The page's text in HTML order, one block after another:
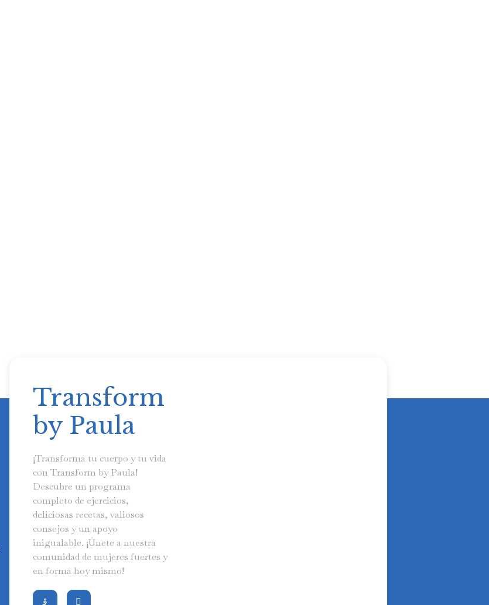
Transform
by Paula
¡Transforma tu cuerpo y tu vida
con Transform by Paula!
Descubre un programa
completo de ejercicios,
deliciosas recetas, valiosos
consejos y un apoyo
inigualable. ¡Únete a nuestra
comunidad de mujeres fuertes y
en forma hoy mismo!